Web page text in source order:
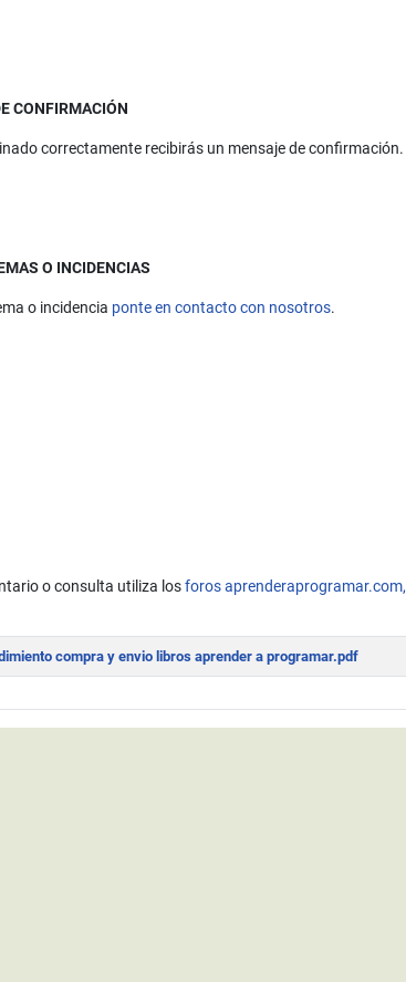
CONFIRMACIÓN
correctamente recibirás un mensaje de confirmación.
O INCIDENCIAS
o incidencia ponte en contacto con nosotros.
o consulta utiliza losforos aprenderaprogramar.com,
compra y envio libros aprender a programar.pdf